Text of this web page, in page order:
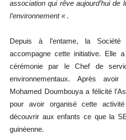
association qui rêve aujourd’hui de
l’environnement « .
Depuis à l’entame, la
accompagne cette initiative. Elle
cérémonie par le Chef de
environnementaux. Après avoir
Mohamed Doumbouya a félicité
pour avoir organisé cette
découvrir aux enfants ce que la
guinéenne.